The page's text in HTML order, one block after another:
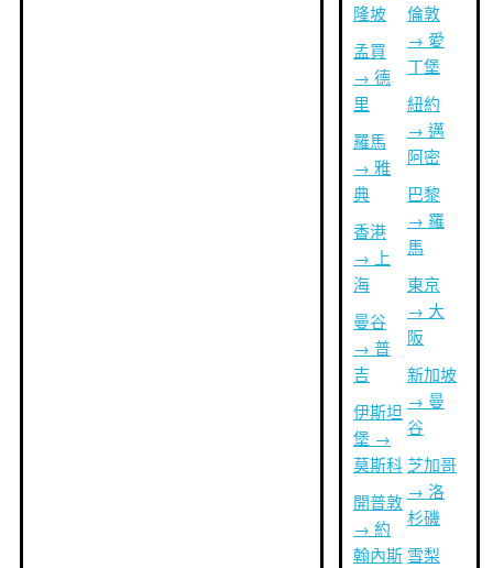
隆坡
孟買
→ 德
里
羅馬
→ 雅
典
香港
→ 上
海
曼谷
→ 普
吉
伊斯坦
堡 →
莫斯科
開普敦
→ 約
翰內斯
倫敦
→ 愛
丁堡
紐約
→ 邁
阿密
巴黎
→ 羅
馬
東京
→ 大
阪
新加坡
→ 曼
谷
芝加哥
→ 洛
杉磯
雪梨